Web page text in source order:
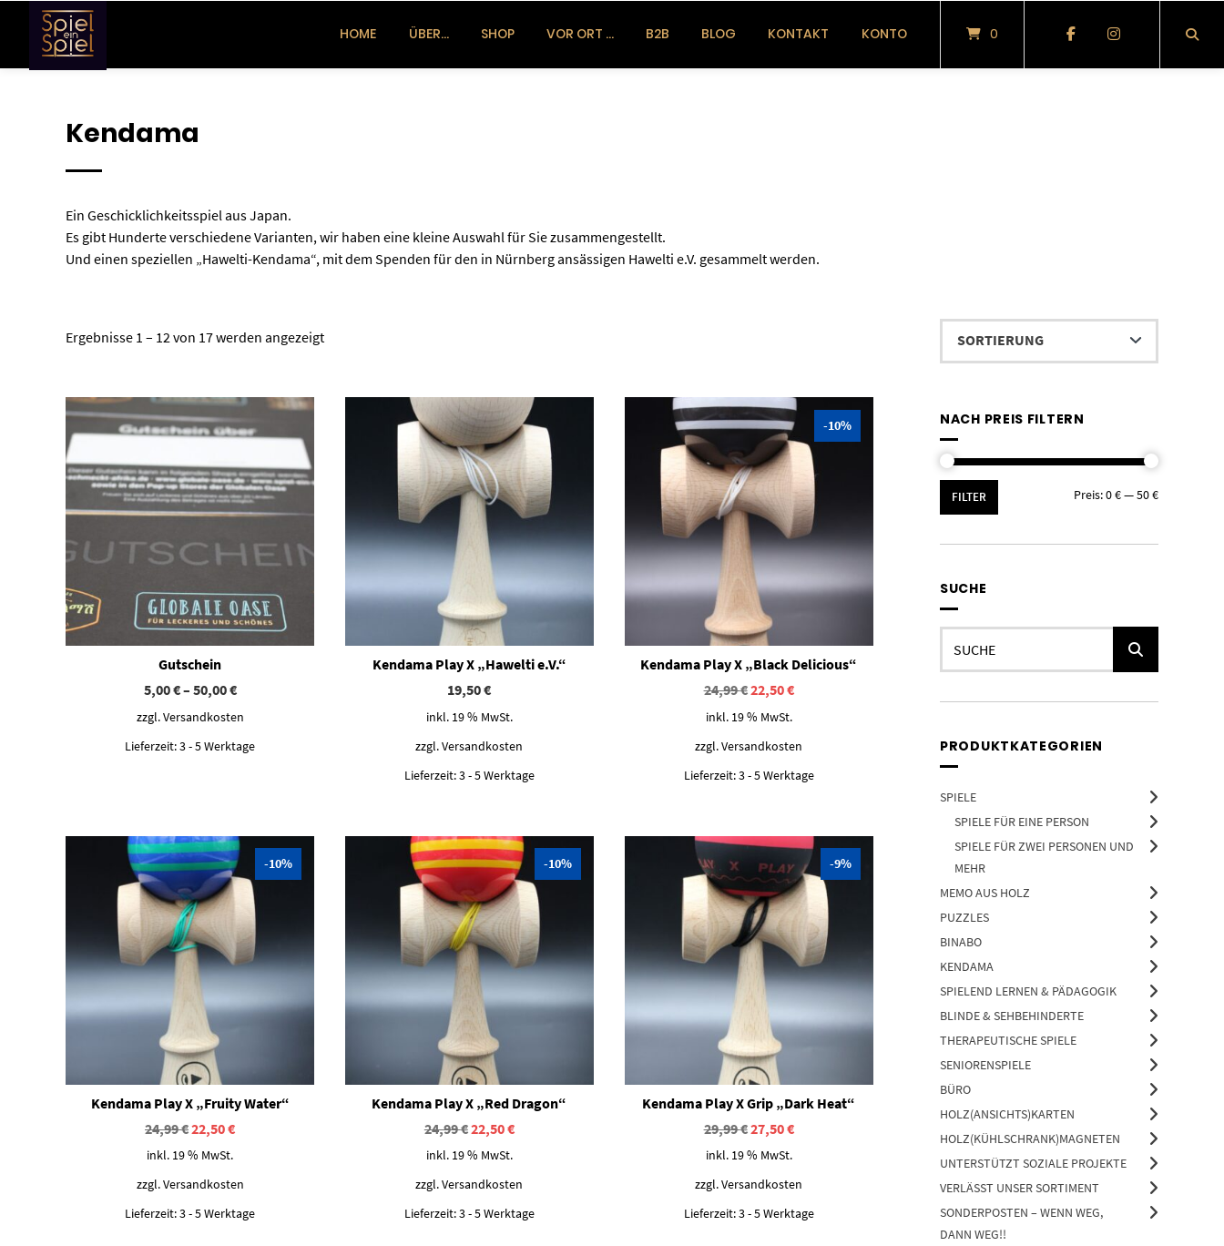
Springe
HOME ÜBER… SHOP VOR ORT … B2B BLOG KONTAKT KONTO 0
Kendama
Ein Geschicklichkeitsspiel aus Japan.
Es gibt Hunderte verschiedene Varianten, wir haben eine kleine Auswahl für Sie zusammengestellt.
Und einen speziellen „Hawelti-Kendama“, mit dem Spenden für den in Nürnberg ansässigen Hawelti e.V. gesammelt werden.
Ergebnisse 1 – 12 von 17 werden angezeigt
Dieses Produkt weist mehrere Varianten auf. Die Optionen können auf der Produktseite gewählt werden
Gutschein
5,00€– 50,00€
zzgl.Versandkosten
Lieferzeit:3 - 5 Werktage
Kendama Play X „Hawelti e.V.“
19,50€
inkl. 19 % MwSt.
zzgl.Versandkosten
Lieferzeit:3 - 5 Werktage
-10%
Kendama Play X „Black Delicious“
24,99€Ursprünglicher
Preis
war:
22,50€Aktueller
inkl. 19 % MwSt.
zzgl.Versandkosten
Lieferzeit:3 - 5 Werktage
-10%
Kendama Play X „Fruity Water“
24,99€Ursprünglicher
Preis
war:
22,50€Aktueller
inkl. 19 % MwSt.
zzgl.Versandkosten
Lieferzeit:3 - 5 Werktage
-10%
Kendama Play X „Red Dragon“
24,99€Ursprünglicher
Preis
war:
22,50€Aktueller
inkl. 19 % MwSt.
zzgl.Versandkosten
Lieferzeit:3 - 5 Werktage
-9%
Kendama Play X Grip „Dark Heat“
29,99€Ursprünglicher
Preis
war:
27,50€Aktueller
inkl. 19 % MwSt.
zzgl.Versandkosten
Lieferzeit:3 - 5 Werktage
NACH PREIS FILTERN
Min.
Max.
FILTER Preis:0 €—50 €
SUCHE
nach:
PRODUKTKATEGORIEN
SPIELE
SPIELE FÜR EINE PERSON
SPIELE FÜR ZWEI PERSONEN UND
MEHR
MEMO AUS HOLZ
PUZZLES
BINABO
KENDAMA
SPIELEND LERNEN & PÄDAGOGIK
BLINDE & SEHBEHINDERTE
THERAPEUTISCHE SPIELE
SENIORENSPIELE
BÜRO
HOLZ(ANSICHTS)KARTEN
HOLZ(KÜHLSCHRANK)MAGNETEN
UNTERSTÜTZT SOZIALE PROJEKTE
VERLÄSST UNSER SORTIMENT
SONDERPOSTEN – WENN WEG,
DANN WEG!!